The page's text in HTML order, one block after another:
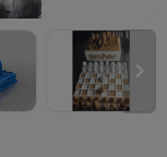
